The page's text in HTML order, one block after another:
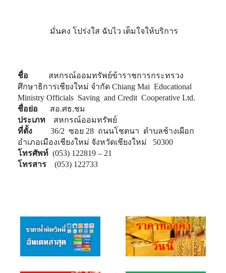
มั่นคง โปร่งใส ฉับไว เต็มใจให้บริการ
ชื่อ สหกรณ์ออมทรัพย์ข้าราชการกระทรวง
ศึกษาธิการเชียงใหม่ จำกัด Chiang Mai Educational
Ministry Officials Saving and Credit Cooperative Ltd.
ชื่อย่อ สอ.ศธ.ชม
ประเภท สหกรณ์ออมทรัพย์
ที่ตั้ง 36/2 ซอย 28 ถนนโชตนา ตำบลช้างเผือก
อำเภอเมืองเชียงใหม่ จังหวัดเชียงใหม่ 50300
โทรศัพท์ (053) 122819 – 21
โทรสาร (053) 122733